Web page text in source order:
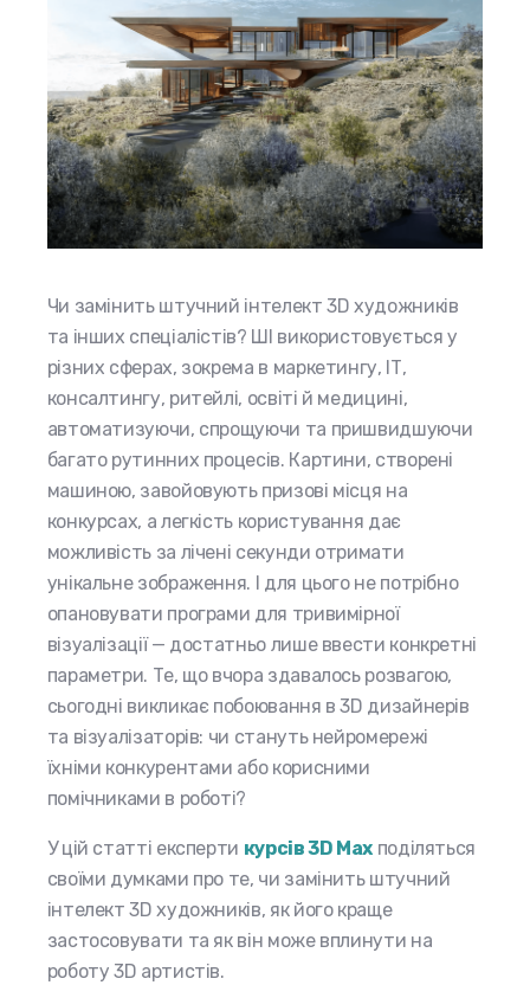
Чи замінить штучний інтелект 3D художників
та інших спеціалістів? ШІ використовується у
різних сферах, зокрема в маркетингу, ІТ,
консалтингу, ритейлі, освіті й медицині,
автоматизуючи, спрощуючи та пришвидшуючи
багато рутинних процесів. Картини, створені
машиною, завойовують призові місця на
конкурсах, а легкість користування дає
можливість за лічені секунди отримати
унікальне зображення. І для цього не потрібно
опановувати програми для тривимірної
візуалізації — достатньо лише ввести конкретні
параметри. Те, що вчора здавалось розвагою,
сьогодні викликає побоювання в 3D дизайнерів
та візуалізаторів: чи стануть нейромережі
їхніми конкурентами або корисними
помічниками в роботі?
У цій статті експерти курсів 3D Max поділяться
своїми думками про те, чи замінить штучний
інтелект 3D художників, як його краще
застосовувати та як він може вплинути на
роботу 3D артистів.